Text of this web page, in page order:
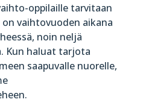
oppilaille tarvitaan
vaihtovuoden aikana
noin neljä
Kun haluat tarjota
saapuvalle nuorelle,